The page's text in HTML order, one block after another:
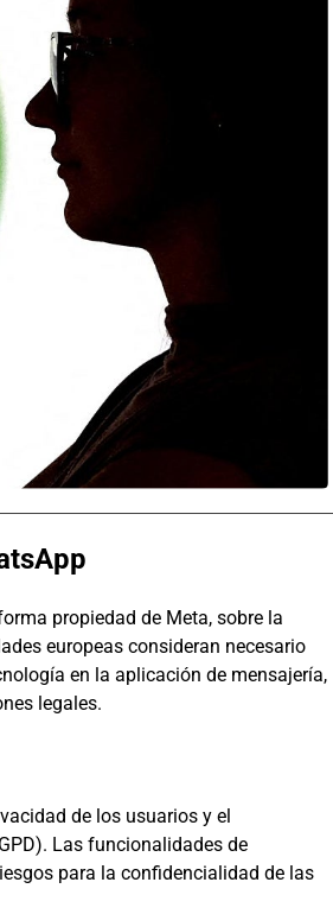
propiedad de Meta, sobre la
europeas consideran necesario
en la aplicación de mensajería,
legales.
de los usuarios y el
Las funcionalidades de
para la confidencialidad de las